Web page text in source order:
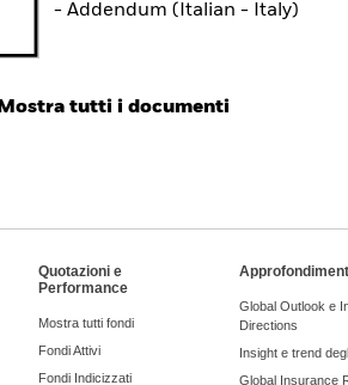
- Addendum (Italian - Italy)
Mostra tutti i documenti
Quotazioni e
Performance
Mostra tutti fondi
Fondi Attivi
Fondi Indicizzati
Global Outlook e
Directions
Insight e trend
Global Insurance